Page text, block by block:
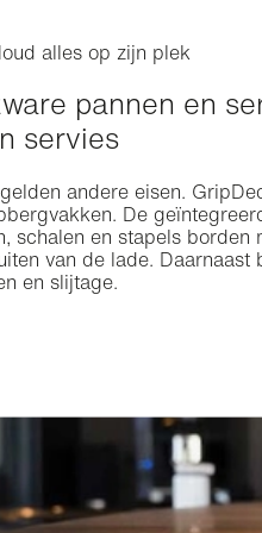
alles op zijn plek
pannen en
servies
andere eisen.
De
schalen en stapels borden
van de lade. Daarnaast
en slijtage.
Zwevende